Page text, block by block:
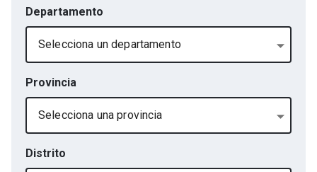
Departamento
Selecciona un departamento
Provincia
Selecciona una provincia
Distrito